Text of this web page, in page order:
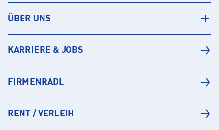
ÜBER UNS
KARRIERE & JOBS
FIRMENRADL
RENT / VERLEIH